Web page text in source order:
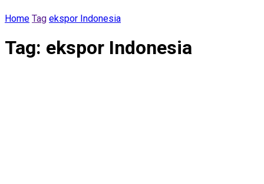
Home Tag ekspor Indonesia
Tag: ekspor Indonesia